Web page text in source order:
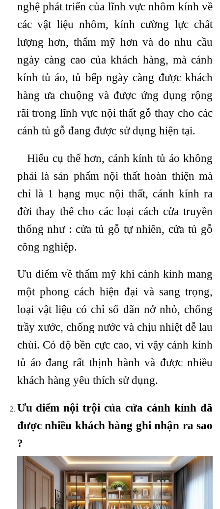
nghệ phát triển của lĩnh vực nhôm kính về
các vật liệu nhôm, kính cường lực chất
lượng hơn, thẩm mỹ hơn và do nhu cầu
ngày càng cao của khách hàng, mà cánh
kính tủ áo, tủ bếp ngày càng được khách
hàng ưa chuộng và được ứng dụng rộng
rãi trong lĩnh vực nội thất gỗ thay cho các
cánh tủ gỗ đang được sử dụng hiện tại.
Hiểu cụ thể hơn, cánh kính tủ áo không
phải là sản phẩm nội thất hoàn thiện mà
chỉ là 1 hạng mục nội thất, cánh kính ra
đời thay thế cho các loại cách cửa truyền
thống như : cửa tủ gỗ tự nhiên, cửa tủ gỗ
công nghiệp.
Ưu điểm về thẩm mỹ khi cánh kính mang
một phong cách hiện đại và sang trọng,
loại vật liệu có chỉ số dãn nở nhỏ, chống
trầy xước, chống nước và chịu nhiệt dễ lau
chùi. Có độ bền cực cao, vì vậy cánh kính
tủ áo đang rất thịnh hành và được nhiều
khách hàng yêu thích sử dụng.
Ưu điểm nội trội của cửa cánh kính đã
được nhiều khách hàng ghi nhận ra sao
?